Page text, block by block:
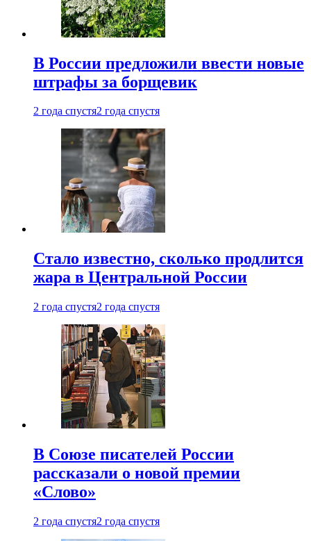
В России предложили ввести новые
штрафы за борщевик
2 года спустя2 года спустя
Стало известно, сколько продлится
жара в Центральной России
2 года спустя2 года спустя
В Союзе писателей России
рассказали о новой премии
«Слово»
2 года спустя2 года спустя